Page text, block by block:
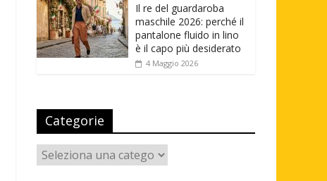
Il re del guardaroba
maschile 2026: perché il
pantalone fluido in lino
è il capo più desiderato
4 Maggio 2026
Categorie
Categorie